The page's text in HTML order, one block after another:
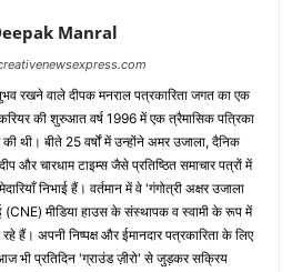
Manral
रखने वाले दीपक मनराल पत्रकारिता जगत का एक
की शुरुआत वर्ष 1996 में एक त्रैमासिक पत्रिका
थी। बीते 25 वर्षों में उन्होंने अमर उजाला, दैनिक
और चारधाम टाइम्स जैसे प्रतिष्ठित समाचार पत्रों में
निभाई हैं। वर्तमान में वे 'गंगोत्री अक्षर उजाला
मीडिया हाउस के संस्थापक व स्वामी के रूप में
हैं। अपनी निष्पक्ष और ईमानदार पत्रकारिता के लिए
भी प्रतिदिन 'ग्राउंड ज़ीरो' से जुड़कर सक्रिय